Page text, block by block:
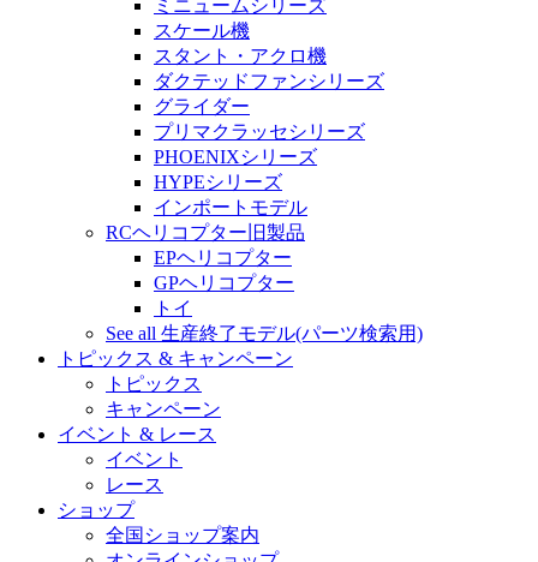
ミニュームシリーズ
スケール機
スタント・アクロ機
ダクテッドファンシリーズ
グライダー
プリマクラッセシリーズ
PHOENIXシリーズ
HYPEシリーズ
インポートモデル
RCヘリコプター旧製品
EPヘリコプター
GPヘリコプター
トイ
See all 生産終了モデル(パーツ検索用)
トピックス & キャンペーン
トピックス
キャンペーン
イベント & レース
イベント
レース
ショップ
全国ショップ案内